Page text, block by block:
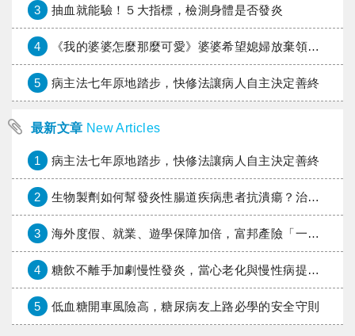
3 抽血就能驗！５大指標，檢測身體是否發炎
4 《我的婆婆怎麼那麼可愛》婆婆希望媳婦放棄領取已故兒子身故理賠金，可以這樣做嗎？
5 病主法七年原地踏步，快修法讓病人自主決定善終
最新文章 New Articles
1 病主法七年原地踏步，快修法讓病人自主決定善終
2 生物製劑如何幫發炎性腸道疾病患者抗潰瘍？治療進展與健保給付困境一次看
3 海外度假、就業、遊學保障加倍，富邦產險「一期逐夢」專案加碼遠距醫療與緊急救援
4 糖飲不離手加劇慢性發炎，當心老化與慢性病提早報到
5 低血糖開車風險高，糖尿病友上路必學的安全守則